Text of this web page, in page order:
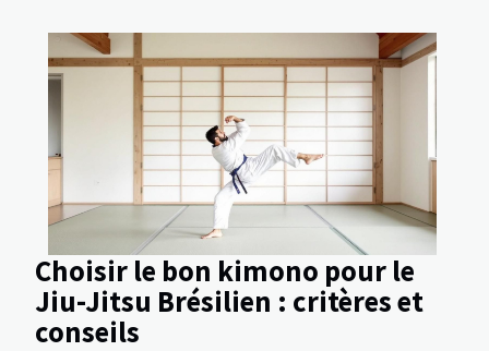
Choisir le bon kimono pour le
Jiu-Jitsu Brésilien : critères et
conseils